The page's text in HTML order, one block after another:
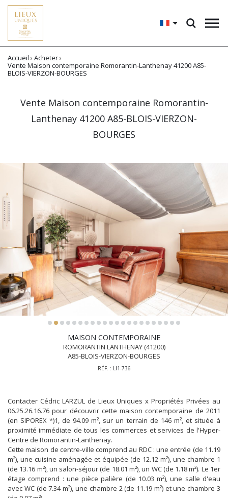
Accueil › Acheter›
Vente Maison contemporaine Romorantin-Lanthenay 41200 A85-
BLOIS-VIERZON-BOURGES
Vente Maison contemporaine Romorantin-
Lanthenay 41200 A85-BLOIS-VIERZON-
BOURGES
MAISON CONTEMPORAINE
ROMORANTIN LANTHENAY (41200)
A85-BLOIS-VIERZON-BOURGES
RÉF. : LI1-736
Contacter Cédric LARZUL de Lieux Uniques x Propriétés Privées au
06.25.26.16.76 pour découvrir cette maison contemporaine de 2011
(en SIPOREX *)1, de 94.09 m², sur un terrain de 146 m², et située à
proximité immédiate de tous les commerces et services de l'Hyper-
Centre de Romorantin-Lanthenay.
Cette maison de centre-ville comprend au RDC : une entrée (de 11.19
m²), une cuisine aménagée et équipée (de 12.12 m²), une chambre 1
(de 13.16 m²), un salon-séjour (de 18.01 m²), un WC (de 1.18 m²). Le 1er
étage comprend : une pièce palière (de 10.03 m²), une salle d'eau
avec WC (de 7.34 m²), une chambre 2 (de 11.19 m²) et une chambre 3